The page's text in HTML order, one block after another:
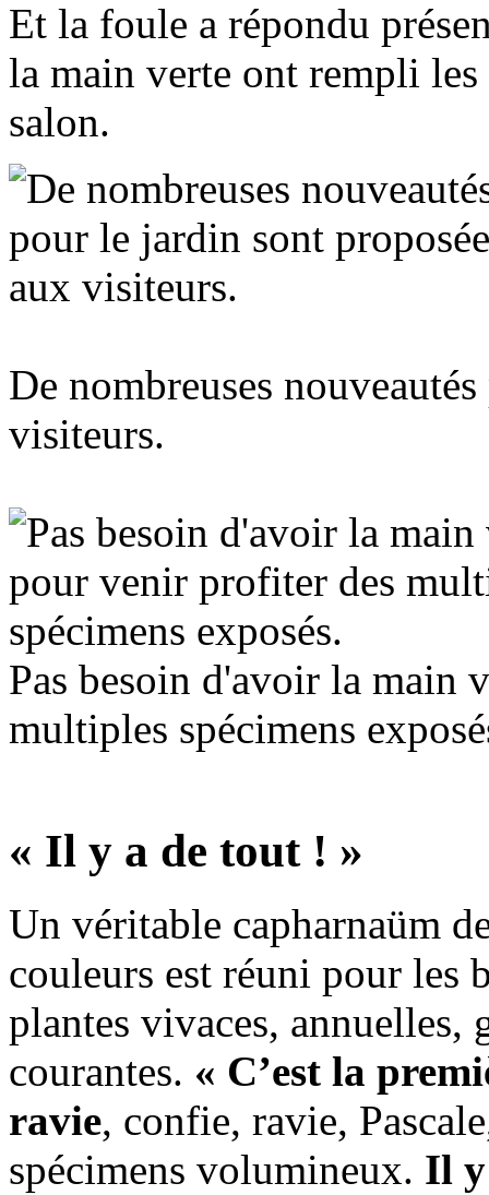
Et la foule a répondu
la main verte ont rempli
salon.
De nombreuses
visiteurs.
Pas besoin d'avoir la main
multiples spécimens
« Il y a de tout ! »
Un véritable capharnaüm
couleurs est réuni pour les
plantes vivaces, annuelles,
courantes. « C’est la
ravie, confie, ravie,
spécimens volumineux. Il